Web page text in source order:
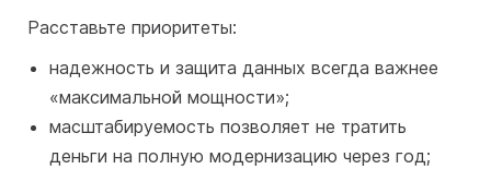
Расставьте приоритеты:
надежность и защита данных всегда важнее
«максимальной мощности»;
масштабируемость позволяет не тратить
деньги на полную модернизацию через год;